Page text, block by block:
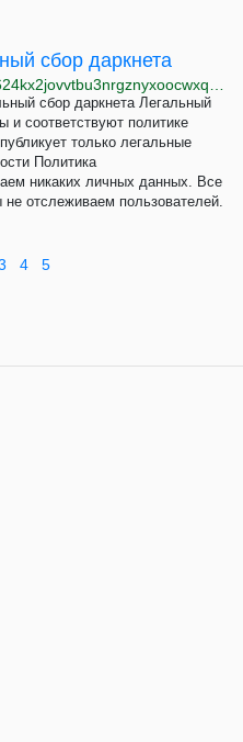
сбор даркнета
сбор даркнета Легальный
и соответствуют политике
только легальные
Политика
никаких личных данных. Все
отслеживаем пользователей.
4 5